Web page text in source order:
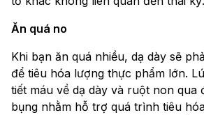
Ăn quá no
Khi bạn ăn quá nhiều, dạ dày sẽ
để tiêu hóa lượng thực phẩm lớn.
tiết máu về dạ dày và ruột non qua
bụng nhằm hỗ trợ quá trình tiêu